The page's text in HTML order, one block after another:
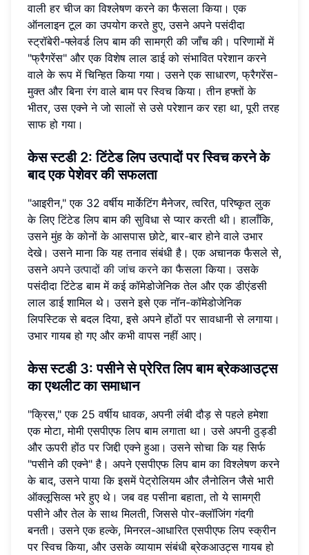
वाली हर चीज का विश्लेषण करने का फैसला किया। एक
ऑनलाइन टूल का उपयोग करते हुए, उसने अपने पसंदीदा
स्ट्रॉबेरी-फ्लेवर्ड लिप बाम की सामग्री की जाँच की। परिणामों में
"फ्रैगरेंस" और एक विशेष लाल डाई को संभावित परेशान करने
वाले के रूप में चिन्हित किया गया। उसने एक साधारण, फ्रैगरेंस-
मुक्त और बिना रंग वाले बाम पर स्विच किया। तीन हफ्तों के
भीतर, उस एक्ने ने जो सालों से उसे परेशान कर रहा था, पूरी तरह
साफ हो गया।
केस स्टडी 2: टिंटेड लिप उत्पादों पर स्विच करने के
बाद एक पेशेवर की सफलता
"आइरीन," एक 32 वर्षीय मार्केटिंग मैनेजर, त्वरित, परिष्कृत लुक
के लिए टिंटेड लिप बाम की सुविधा से प्यार करती थी। हालाँकि,
उसने मुंह के कोनों के आसपास छोटे, बार-बार होने वाले उभार
देखे। उसने माना कि यह तनाव संबंधी है। एक अचानक फैसले से,
उसने अपने उत्पादों की जांच करनेका फैसला किया। उसके
पसंदीदा टिंटेड बाम में कई कॉमेडोजेनिक तेल और एक डीएंडसी
लाल डाई शामिल थे। उसने इसे एक नॉन-कॉमेडोजेनिक
लिपस्टिक से बदल दिया, इसे अपने होंठों पर सावधानी से लगाया।
उभार गायब हो गए और कभी वापस नहीं आए।
केस स्टडी 3: पसीने से प्रेरित लिप बाम ब्रेकआउट्स
का एथलीट का समाधान
"क्रिस," एक 25 वर्षीय धावक, अपनी लंबी दौड़ से पहले हमेशा
एक मोटा, मोमी एसपीएफ लिप बाम लगाता था। उसे अपनी ठुड्डी
और ऊपरी होंठ पर जिद्दी एक्ने हुआ। उसने सोचा कि यह सिर्फ
"पसीने की एक्ने" है। अपने एसपीएफ लिप बाम का विश्लेषण करने
के बाद, उसने पाया कि इसमें पेट्रोलियम और लैनोलिन जैसे भारी
ऑक्लूसिव्स भरे हुए थे। जब वह पसीना बहाता, तो ये सामग्री
पसीने और तेल के साथ मिलती, जिससे पोर-क्लॉजिंग गंदगी
बनती। उसने एक हल्के, मिनरल-आधारित एसपीएफ लिप स्क्रीन
पर स्विच किया, और उसके व्यायाम संबंधी ब्रेकआउट्स गायब हो